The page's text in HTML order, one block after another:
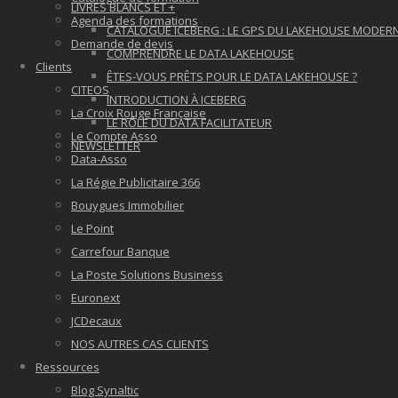
LIVRES BLANCS ET +
CATALOGUE ICEBERG : LE GPS DU LAKEHOUSE
COMPRENDRE LE DATA LAKEHOUSE
ÊTES-VOUS PRÊTS POUR LE DATA LAKEHOUSE ?
INTRODUCTION À ICEBERG
LE RÔLE DU DATA FACILITATEUR
NEWSLETTER
Agenda des formations
Demande de devis
Clients
CITEOS
La Croix Rouge Française
Le Compte Asso
Data-Asso
La Régie Publicitaire 366
Bouygues Immobilier
Le Point
Carrefour Banque
La Poste Solutions Business
Euronext
JCDecaux
NOS AUTRES CAS CLIENTS
Ressources
Blog Synaltic